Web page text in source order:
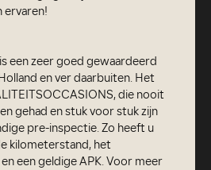
ervaren!
een zeer goed gewaardeerd
en ver daarbuiten. Het
die nooit
gehad en stuk voor stuk zijn
pre-inspectie. Zo heeft u
kilometerstand, het
een geldige APK. Voor meer